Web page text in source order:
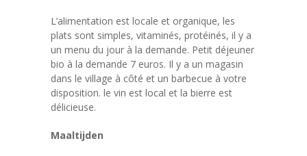
L’alimentation est locale et organique, les
plats sont simples, vitaminés, protéinés, il y a
un menu du jour à la demande. Petit déjeuner
bio à la demande 7 euros. Il y a un magasin
dans le village à côté et un barbecue à votre
disposition. le vin est local et la bierre est
délicieuse.
Maaltijden